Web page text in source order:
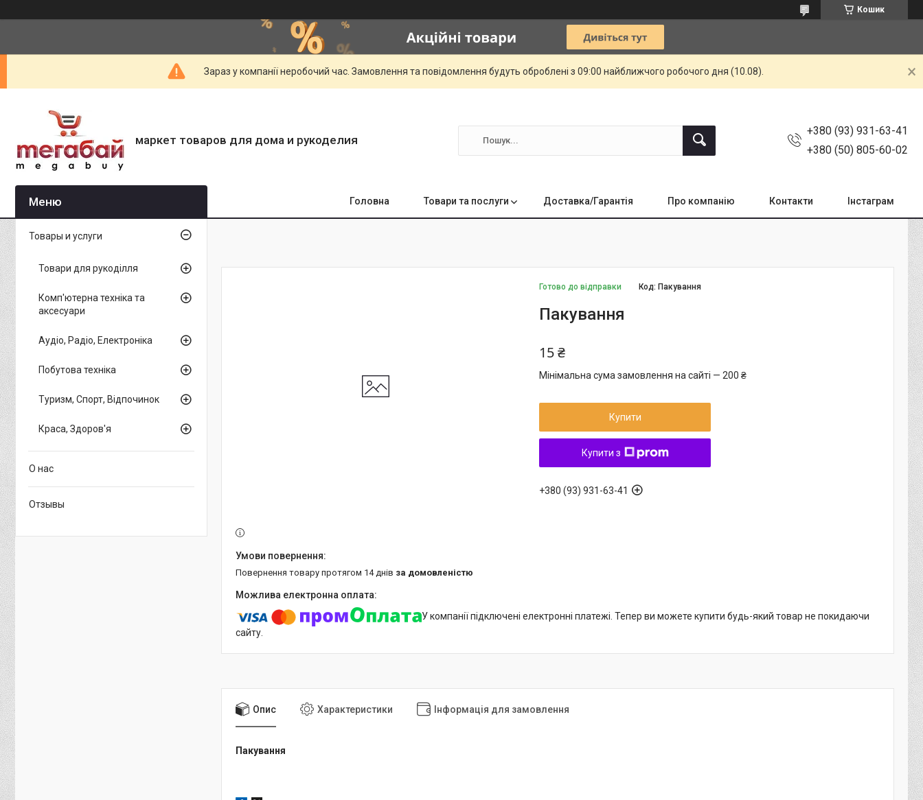
Кошик
Зараз у компанії неробочий час. Замовлення та повідомлення будуть оброблені з 09:00 найближчого робочого дня (10.08).
маркет товаров для дома и рукоделия
+380 (93) 931-63-41
+380 (50) 805-60-02
Головна Товари та послуги Доставка/Гарантія Про компанію Контакти Інстаграм
Готово до відправки Код: Пакування
Пакування
15 ₴
Мінімальна сума замовлення на сайті — 200 ₴
Купити
Купити з
+380 (93) 931-63-41
повернення товару протягом 14 днів за домовленістю
У компанії підключені електронні платежі. Тепер ви можете купити будь-який товар не покидаючи
сайту.
Опис Характеристики Інформація для замовлення
Пакування
Товары и услуги
Товари для рукоділля
Комп'ютерна техніка та
аксесуари
Аудіо, Радіо, Електроніка
Побутова техніка
Туризм, Спорт, Відпочинок
Краса, Здоров'я
О нас
Отзывы